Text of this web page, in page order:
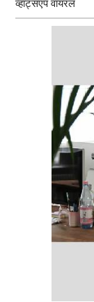
व्हाट्सएप वायरल